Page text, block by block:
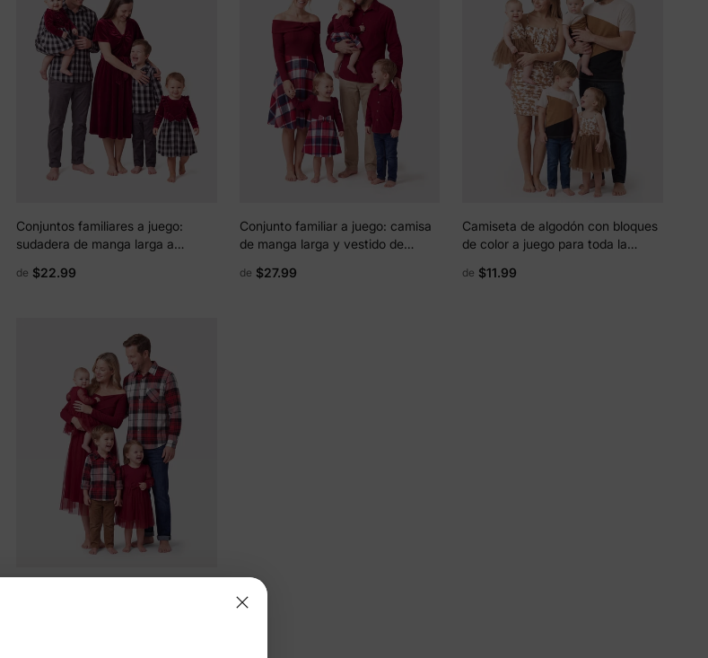
Conjuntos familiares a juego:
sudadera de manga larga a
vestido de terciopelo de manga
de $22.99
Conjunto familiar a juego: camisa
de manga larga y vestido de
a cuadros, color burdeos.
de $27.99
Camiseta de algodón con bloques
de color a juego para toda la
tirantes y estampado floral o
de $11.99